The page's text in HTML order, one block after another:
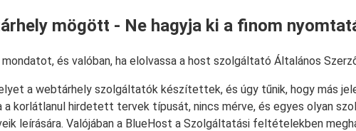
mögött - Ne hagyja ki a finom
és valóban, ha elolvassa a host szolgáltató Általános
a webtárhely szolgáltatók készítettek, és úgy tűnik, hogy más
korlátlanul hirdetett tervek típusát, nincs mérve, és egyes olyan
leírására. Valójában a BlueHost a Szolgáltatási feltételekben